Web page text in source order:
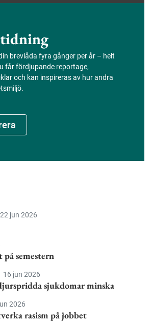
brevlåda fyra gånger per år – helt
får fördjupande reportage,
och kan inspireras av hur andra
22 jun 2026
på semestern
16 jun 2026
sjukdomar minska
2026
rasism på jobbet